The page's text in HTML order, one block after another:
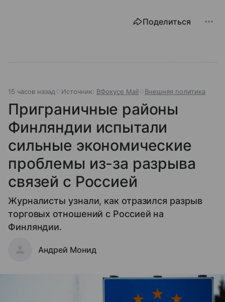
Поделиться
15 часов назад Источник: ВФокусе Mail Внешняя политика
Приграничные районы
Финляндии испытали
сильные экономические
проблемы из-за разрыва
связей с Россией
Журналисты узнали, как отразился разрыв
торговых отношений с Россией на
Финляндии.
Андрей Монид